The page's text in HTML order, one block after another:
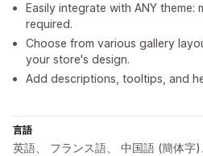
Easily integrate with ANY theme:
required.
Choose from various gallery
your store's design.
Add descriptions, tooltips, and
言語
英語、 フランス語、 中国語 (簡体字